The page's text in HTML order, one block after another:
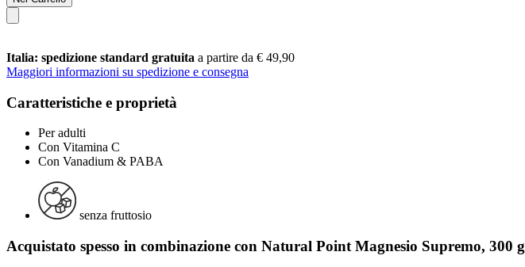
Italia: spedizione standard gratuita a partire da € 49,90
Maggiori informazioni su spedizione e consegna
Caratteristiche e proprietà
Per adulti
Con Vitamina C
Con Vanadium & PABA
senza fruttosio
Acquistato spesso in combinazione con Natural Point Magnesio Supremo, 300 g